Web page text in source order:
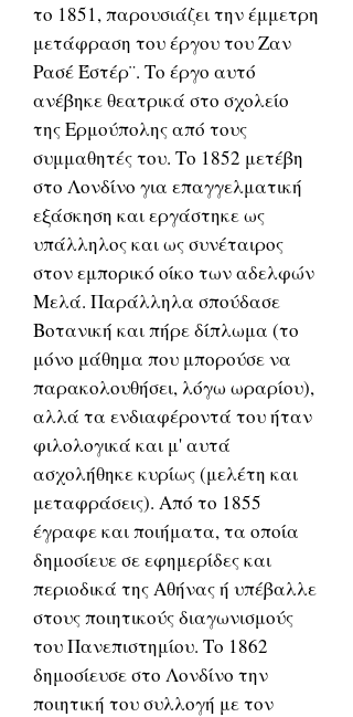
το 1851, παρουσιάζει την έμμετρη
μετάφραση του έργου του Ζαν
Ρασέ Έστέρ¨. Το έργο αυτό
ανέβηκε θεατρικά στο σχολείο
της Ερμούπολης από τους
συμμαθητές του. Το 1852 μετέβη
στο Λονδίνο για επαγγελματική
εξάσκηση και εργάστηκε ως
υπάλληλος και ως συνέταιρος
στον εμπορικό οίκο των αδελφών
Μελά. Παράλληλα σπούδασε
Βοτανική και πήρε δίπλωμα (το
μόνο μάθημα που μπορούσε να
παρακολουθήσει, λόγω ωραρίου),
αλλά τα ενδιαφέροντά του ήταν
φιλολογικά και μ' αυτά
ασχολήθηκε κυρίως (μελέτη και
μεταφράσεις). Από το 1855
έγραφε και ποιήματα, τα οποία
δημοσίευε σε εφημερίδες και
περιοδικά της Αθήνας ή υπέβαλλε
στους ποιητικούς διαγωνισμούς
του Πανεπιστημίου. Το 1862
δημοσίευσε στο Λονδίνο την
ποιητική του συλλογή με τον